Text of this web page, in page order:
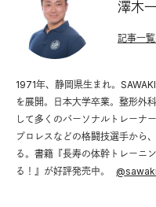
澤木
1971年、静岡県生まれ。
を展開。日本大学卒業。整形外
して多くのパーソナルトレーナ
プロレスなどの格闘技選手から
る。書籍『長寿の体幹トレーニ
る！』が好評発売中。
@
記事一